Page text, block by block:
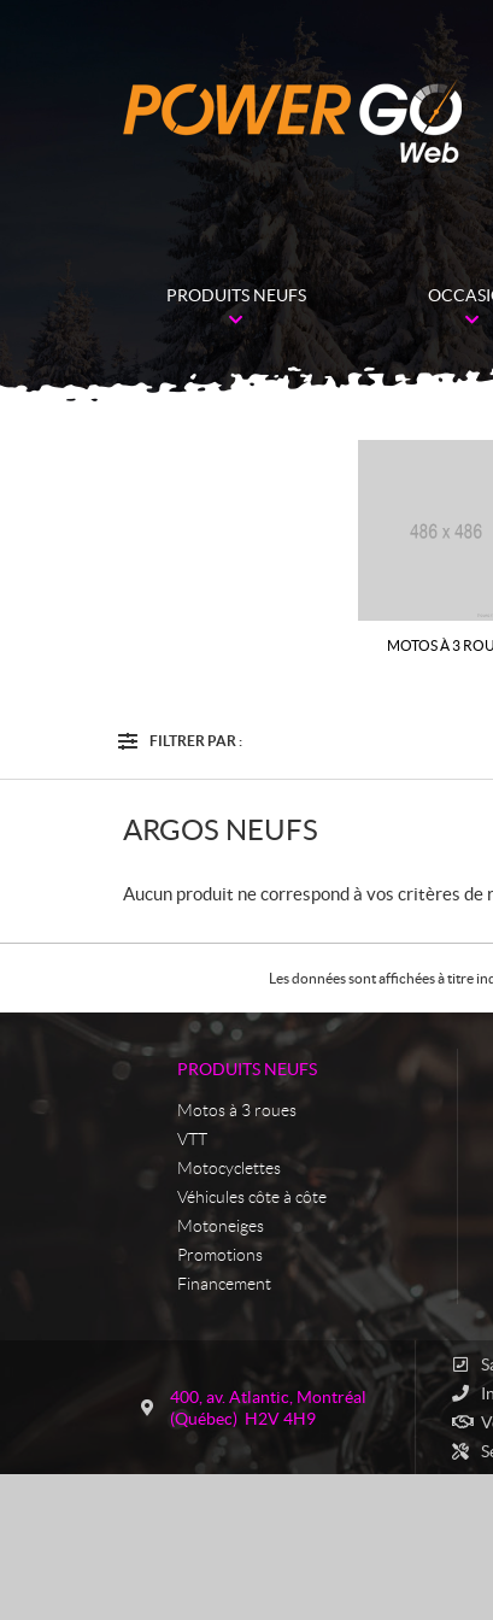
PRODUITS NEUFS
MOTOS À 3
FILTRER PAR :
Filtre
ARGOS NEUFS
Aucun produit ne correspond à vos critères de
Les données sont affichées à titre
PRODUITS NEUFS
Motos à 3 roues
VTT
Motocyclettes
Véhicules côte à côte
Motoneiges
Promotions
Financement
c
400, av. Atlantic Montréal
(Québec) H2V 4H9